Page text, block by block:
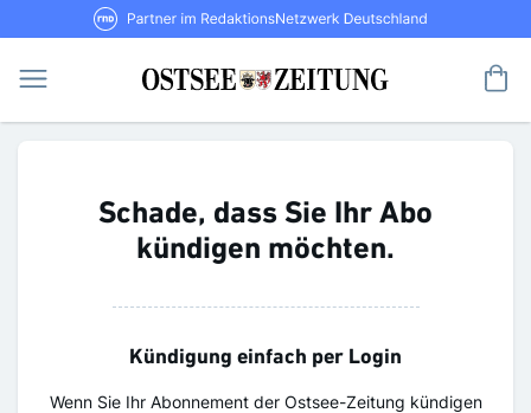
Direkt
zum
Inhalt
RND Partner im RedaktionsNetzwerk
Schade, dass Sie Ihr Abo
kündigen möchten.
Kündigung einfach per Login
Wenn Sie Ihr Abonnement der Ostsee-Zeitung kündigen